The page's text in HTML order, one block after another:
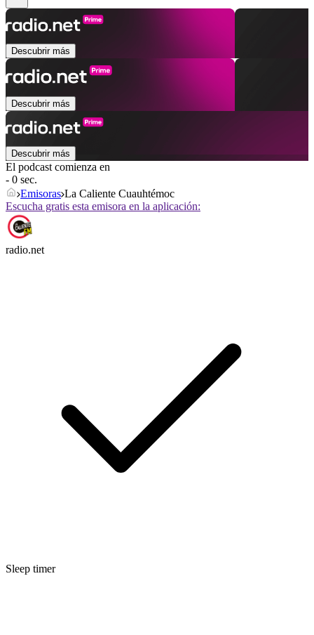
Descubrir más
Descubrir más
Descubrir más
El podcast comienza en
- 0 sec.
Emisoras La Caliente Cuauhtémoc
Escucha gratis esta emisora en la aplicación:
radio.net
Sleep timer